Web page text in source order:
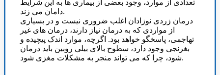
تعدادی از موارد، وجود بعضی از بیماری ها به این شرایط
دامان می زند.
درمان زردی نوزادان اغلب ضروری نیست و در بسیاری
از مواردی که به درمان نیاز دارند، درمان های غیر
تهاجمی، پاسخگو خواهد بود. اگرچه، موارد اندک پیچیده و
بغرنجی وجود دارد، سطوح بالای بیلی روبین باید درمان
شود، چرا که می تواند منجر به مشکلات مغزی شود.